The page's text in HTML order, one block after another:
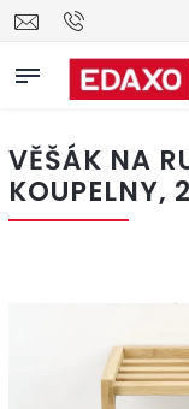
VĚŠÁK NA
KOUPELNY,